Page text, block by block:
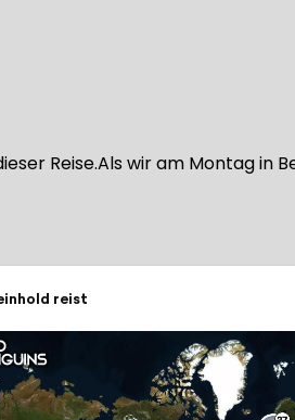
Reise.Als wir am Montag